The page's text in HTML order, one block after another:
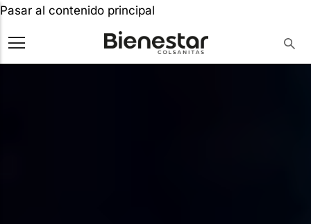
Pasar al contenido principal